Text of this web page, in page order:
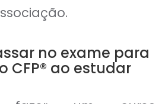
no exame para
CFP® ao estudar